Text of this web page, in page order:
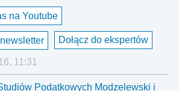
na Youtube
Dołącz do ekspertów
11:31
Podatkowych Modzelewski i